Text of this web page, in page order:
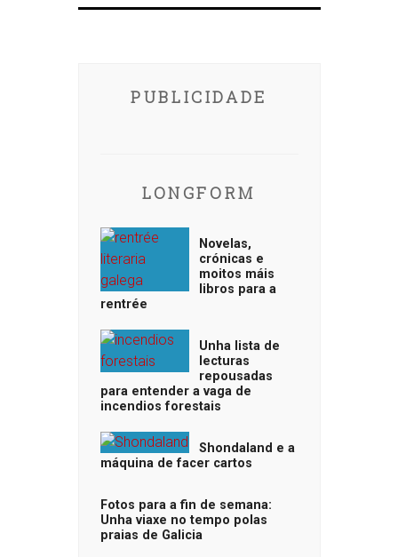
PUBLICIDADE
LONGFORM
Novelas,
crónicas e
moitos máis
libros para a
rentrée
Unha lista de
lecturas
repousadas
para entender a vaga de
incendios forestais
Shondaland e a
máquina de facer cartos
Fotos para a fin de semana:
Unha viaxe no tempo polas
praias de Galicia